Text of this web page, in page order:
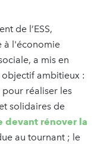
de l’ESS,
à l'économie
a mis en
objectif ambitieux :
réaliser les
solidaires de
devant rénover la
au tournant ; le